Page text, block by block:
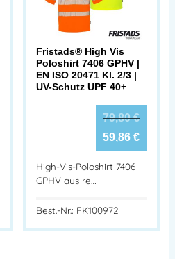
Fristads® High Vis
Poloshirt 7406 GPHV |
EN ISO 20471 Kl. 2/3 |
UV-Schutz UPF 40+
79,80€
59,86 €
High-Vis-Poloshirt 7406
GPHV aus re…
Best.-Nr.: FK100972